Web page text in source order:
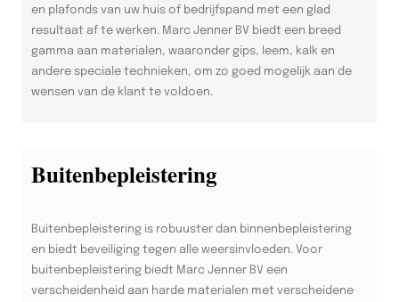
en plafonds van uw huis of bedrijfspand met een glad
resultaat af te werken. Marc Jenner BV biedt een breed
gamma aan materialen, waaronder gips, leem, kalk en
andere speciale technieken, om zo goed mogelijk aan de
wensen van de klant te voldoen.
Buitenbepleistering
Buitenbepleistering is robuuster dan binnenbepleistering
en biedt beveiliging tegen alle weersinvloeden. Voor
buitenbepleistering biedt Marc Jenner BV een
verscheidenheid aan harde materialen met verscheidene